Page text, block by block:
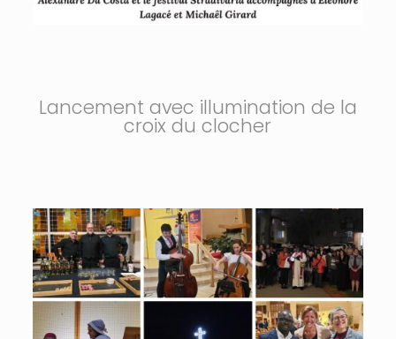
Lancement avec illumination de la
croix du clocher